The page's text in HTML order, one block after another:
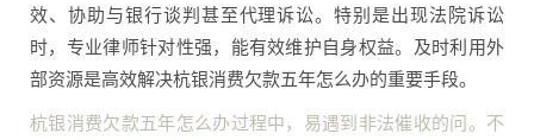
效、协助与银行谈判甚至代理诉讼。特别是出现法院诉讼
时，专业律师针对性强，能有效维护自身权益。及时利用外
部资源是高效解决杭银消费欠款五年怎么办的重要手段。
杭银消费欠款五年怎么办过程中，易遇到非法催收的问。不